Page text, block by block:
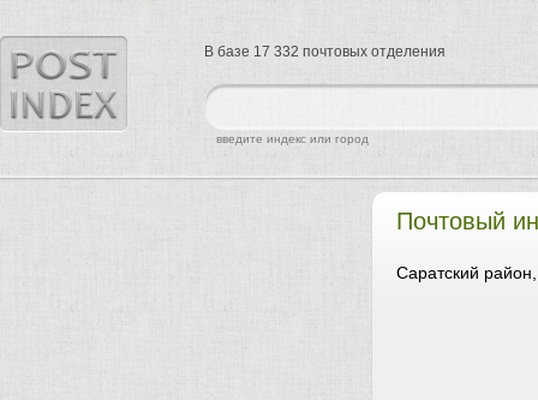
Почтовый
Саратский
найти
введите индекс или город
В базе 17 332 почтовых отделения